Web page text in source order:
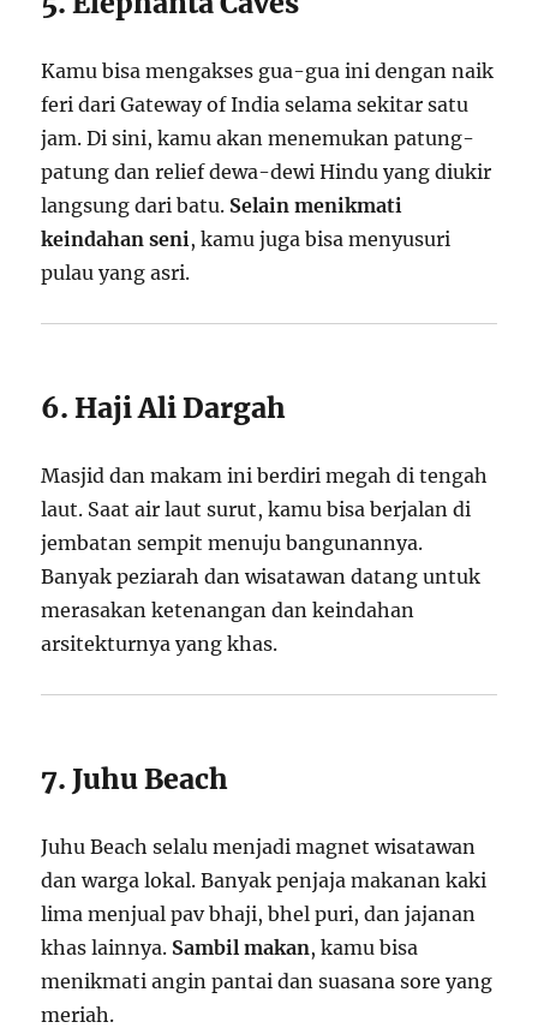
Kamu bisa mengakses gua-gua ini dengan naik
feri dari Gateway of India selama sekitar satu
jam. Di sini, kamu akan menemukan patung-
patung dan relief dewa-dewi Hindu yang diukir
langsung dari batu. Selain menikmati
keindahan seni , kamu juga bisa menyusuri
pulau yang asri.
6. Haji Ali Dargah
Masjid dan makam ini berdiri megah di tengah
laut. Saat air laut surut, kamu bisa berjalan di
jembatan sempit menuju bangunannya.
Banyak peziarah dan wisatawan datang untuk
merasakan ketenangan dan keindahan
arsitekturnya yang khas.
7. Juhu Beach
Juhu Beach selalu menjadi magnet wisatawan
dan warga lokal. Banyak penjaja makanan kaki
lima menjual pav bhaji, bhel puri, dan jajanan
khas lainnya. Sambil makan, kamu bisa
menikmati angin pantai dan suasana sore yang
meriah.